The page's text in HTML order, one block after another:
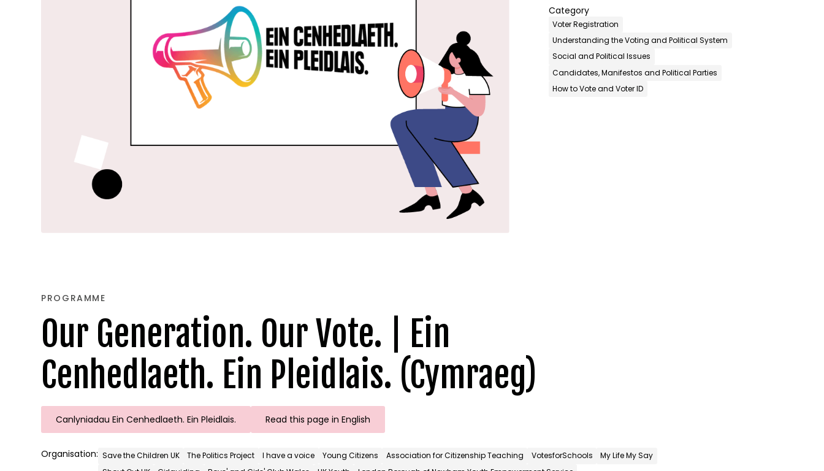
Category
Voter Registration
Understanding the Voting and Political System
Social and Political Issues
Candidates, Manifestos and Political Parties
How to Vote and Voter ID
PROGRAMME
Our Generation. Our Vote. | Ein
Cenhedlaeth. Ein Pleidlais. (Cymraeg)
Canlyniadau Ein Cenhedlaeth. Ein Pleidlais. Read this page in English
Organisation: Save the Children UK The Politics Project I have a voice Young Citizens Association for Citizenship Teaching VotesforSchools
My Life My Say